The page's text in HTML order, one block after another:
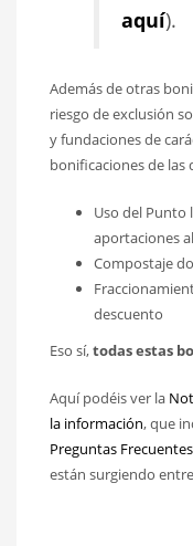
aquí).
Además de otras
riesgo de exclusión
y fundaciones de
bonificaciones de
Uso del Punto
aportaciones
Compostaje
descuento
Eso sí,todas estas
Aquí podéis ver la
la información, que
Preguntas Frecuentes
están surgiendo